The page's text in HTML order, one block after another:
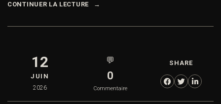
CONTINUER LA LECTURE
12
JUIN
2026
💬
0
Commentaire
SHARE